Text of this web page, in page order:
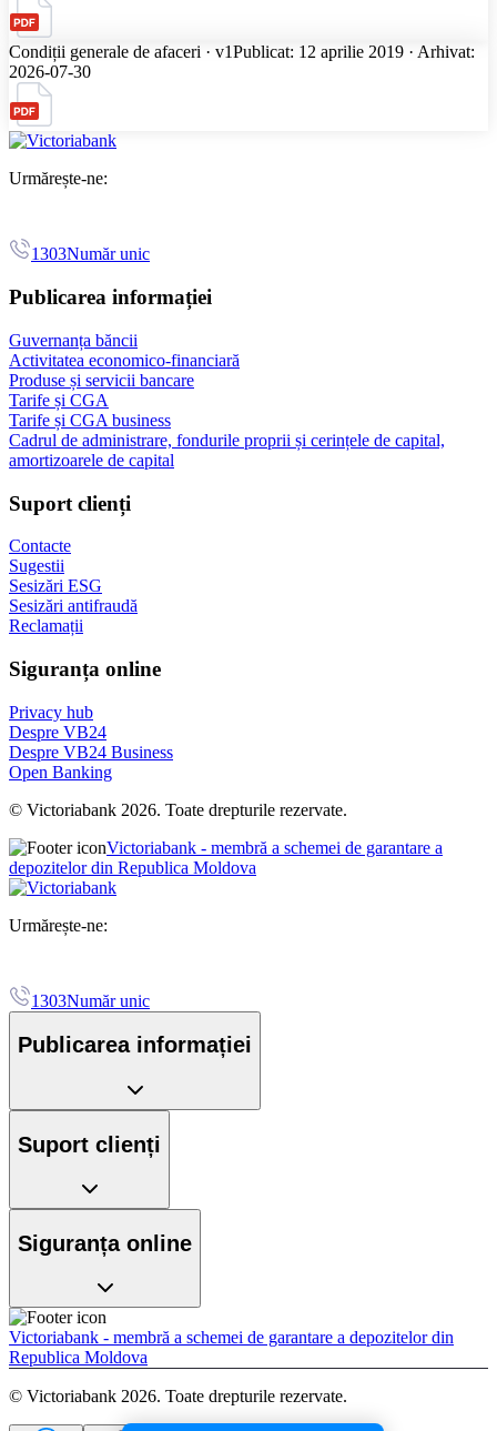
Condiții generale de afaceri · v1Publicat: 12 aprilie 2019 · Arhivat:
2026-07-30
Urmărește-ne:
1303Număr unic
Publicarea informației
Guvernanța băncii
Activitatea economico-financiară
Produse și servicii bancare
Tarife și CGA
Tarife și CGA business
Cadrul de administrare, fondurile proprii și cerințele de capital,
amortizoarele de capital
Suport clienți
Contacte
Sugestii
Sesizări ESG
Sesizări antifraudă
Reclamații
Siguranța online
Privacy hub
Despre VB24
Despre VB24 Business
Open Banking
© Victoriabank 2026. Toate drepturile rezervate.
Victoriabank - membră a schemei de garantare a
depozitelor din Republica Moldova
Urmărește-ne:
1303Număr unic
Publicarea informației
Suport clienți
Siguranța online
Victoriabank - membră a schemei de garantare a depozitelor din
Republica Moldova
© Victoriabank 2026. Toate drepturile rezervate.